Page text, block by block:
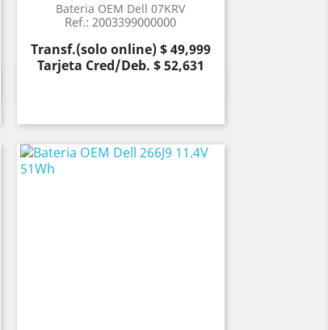
Bateria OEM Dell 07KRV
Ref.: 2003399000000
Precio
Transf.(solo online) $ 49,999
Tarjeta Cred/Deb. $ 52,631